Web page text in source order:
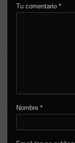
Tu comentario*
Nombre*